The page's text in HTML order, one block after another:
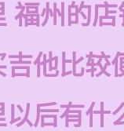
福州的店
他比较
后有什